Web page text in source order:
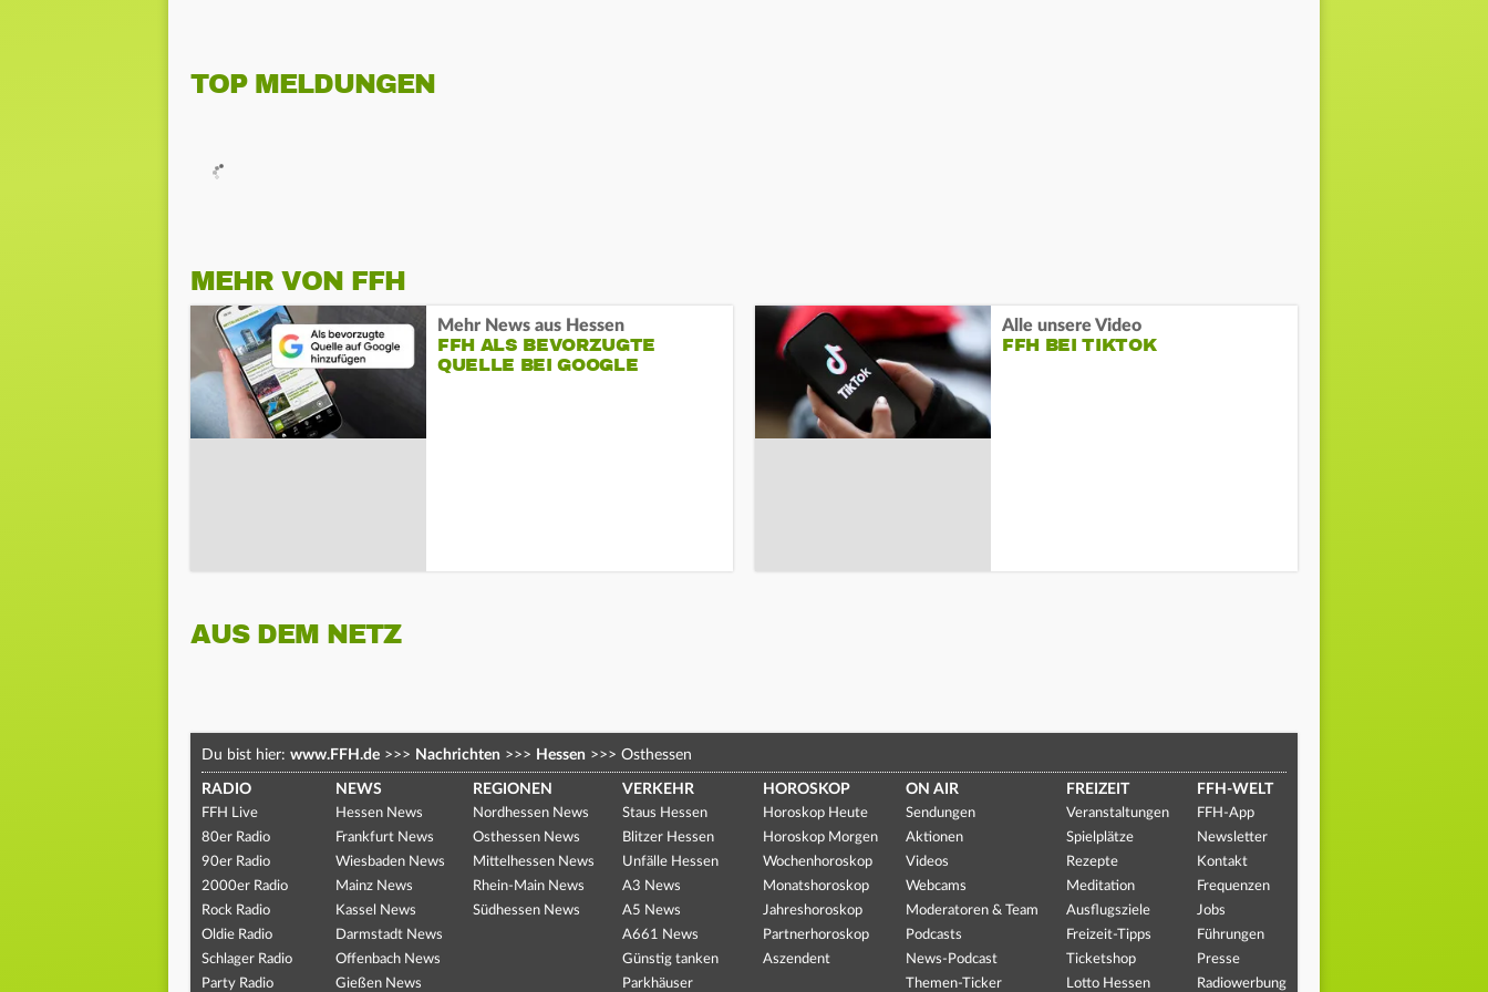
TOP MELDUNGEN
MEHR VON FFH
Mehr News aus Hessen
FFH ALS BEVORZUGTE
QUELLE BEI GOOGLE
Alle unsere Video
FFH BEI TIKTOK
AUS DEM NETZ
Du bist hier: www.FFH.de >>> Nachrichten >>> Hessen >>> Osthessen
RADIO
FFH Live
80er Radio
90er Radio
2000er Radio
Rock Radio
Oldie Radio
Schlager Radio
Party Radio
NEWS
Hessen News
Frankfurt News
Wiesbaden News
Mainz News
Kassel News
Darmstadt News
Offenbach News
Gießen News
REGIONEN
Nordhessen News
Osthessen News
Mittelhessen News
Rhein-Main News
Südhessen News
VERKEHR
Staus Hessen
Blitzer Hessen
Unfälle Hessen
A3 News
A5 News
A661 News
Günstig tanken
Parkhäuser
HOROSKOP
Horoskop Heute
Horoskop Morgen
Wochenhoroskop
Monatshoroskop
Jahreshoroskop
Partnerhoroskop
Aszendent
ON AIR
Sendungen
Aktionen
Videos
Webcams
Moderatoren & Team
Podcasts
News-Podcast
Themen-Ticker
FREIZEIT
Veranstaltungen
Spielplätze
Rezepte
Meditation
Ausflugsziele
Freizeit-Tipps
Ticketshop
Lotto Hessen
FFH-WELT
FFH-App
Newsletter
Kontakt
Frequenzen
Jobs
Führungen
Presse
Radiowerbung